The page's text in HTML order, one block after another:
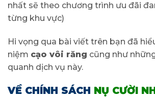
nhất sẽ theo chương trình ưu đãi
từng khu vực)
Hi vọng qua bài viết trên bạn đã
niệm cạo vôi răng cũng như
quanh dịch vụ này.
VỀ CHÍNH SÁCH NỤ CƯỜI